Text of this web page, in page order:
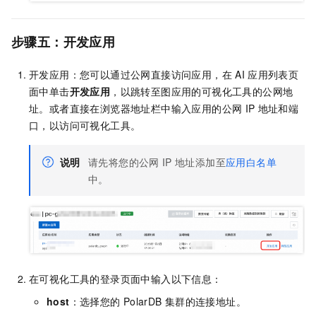
步骤五：开发应用
开发应用：您可以通过公网直接访问应用，在 AI 应用列表页
面中单击开发应用 ，以跳转至图应用的可视化工具的公网地
址。或者直接在浏览器地址栏中输入应用的公网 IP 地址和端
口，以访问可视化工具。
说明 请先将您的公网 IP 地址添加至应用白名单
中。
在可视化工具的登录页面中输入以下信息：
host ：选择您的 PolarDB 集群的连接地址。